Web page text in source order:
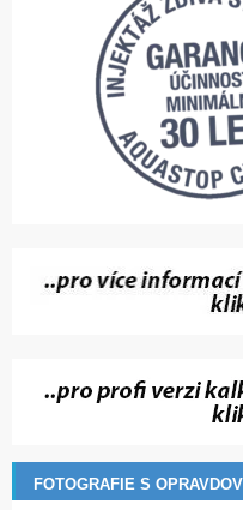
FOTOGRAFIE S